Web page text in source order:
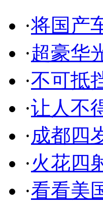
·将国产
·超豪华
·不可抵
·让人不
·成都四
·火花四
·看看美